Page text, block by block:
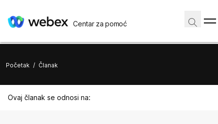
Centar za pomoć
Početak / Članak
Ovaj članak se odnosi na: